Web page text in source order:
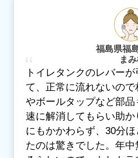
福島県福
ま
トイレタンクのレバー
て、正常に流れないの
やボールタップなど部
速に解消してもらい助
にもかかわらず、30分
たのは驚きでした。年中